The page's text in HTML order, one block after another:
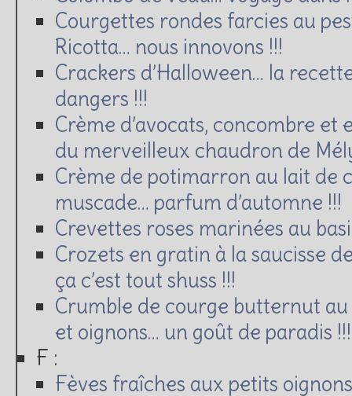
Courgettes rondes farcies au
Ricotta… nous innovons !!!
Crackers d’Halloween… la
dangers !!!
Crème d’avocats, concombre et
du merveilleux chaudron de
Crème de potimarron au lait de
muscade… parfum d’automne !!!
Crevettes roses marinées au
Crozets en gratin à la saucisse
ça c’est tout shuss !!!
Crumble de courge butternut
et oignons… un goût de paradis !!!
F :
Fèves fraîches aux petits